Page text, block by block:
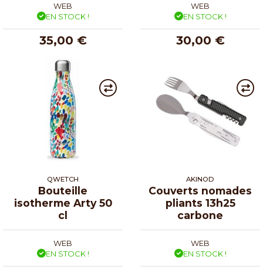
WEB
EN STOCK !
35,00 €
WEB
EN STOCK !
30,00 €
QWETCH
Bouteille
isotherme Arty 50
cl
WEB
EN STOCK !
AKINOD
Couverts nomades
pliants 13h25
carbone
WEB
EN STOCK !